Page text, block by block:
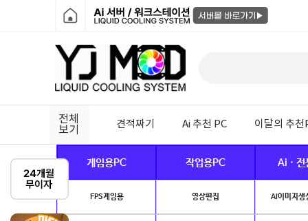
전체
보기
견적짜기 Ai 추천 PC 이달의 추천
게임용PC 작업용PC Ai · 전
FPS게임용 영상편집 AI이미지생